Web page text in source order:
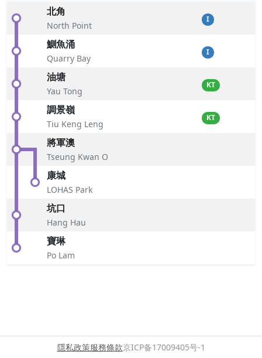
北角
North Point
I
鰂魚涌
Quarry Bay
I
油塘
Yau Tong
KT
調景嶺
Tiu Keng Leng
KT
將軍澳
Tseung Kwan O
康城
LOHAS Park
坑口
Hang Hau
寶琳
Po Lam
隱私政策服務條款京ICP备17009405号-1